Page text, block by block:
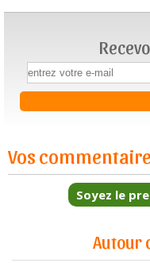
Vos
Soyez le
Autour